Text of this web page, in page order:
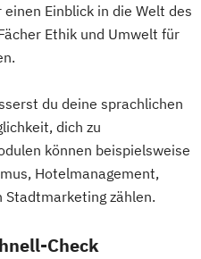
Einblick in die Welt des
Ethik und Umwelt für
du deine sprachlichen
dich zu
können beispielsweise
Hotelmanagement,
zählen.
Check